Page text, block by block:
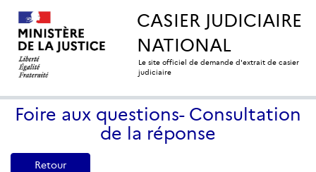
CASIER JUDICIAIRE
NATIONAL
Le site officiel de demande d'extrait de casier
judiciaire
Foire aux questions- Consultation
de la réponse
Retour